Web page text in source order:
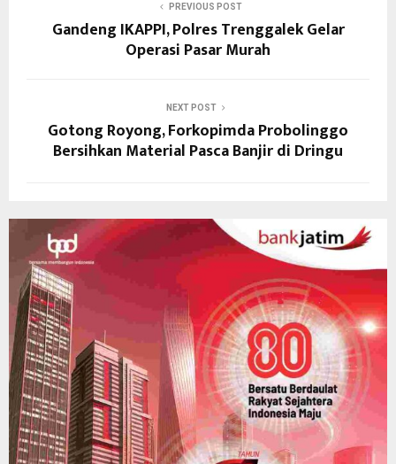
PREVIOUS POST
Gandeng IKAPPI, Polres Trenggalek Gelar
Operasi Pasar Murah
NEXT POST
Gotong Royong, Forkopimda Probolinggo
Bersihkan Material Pasca Banjir di Dringu